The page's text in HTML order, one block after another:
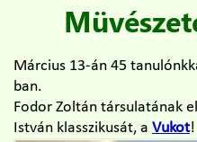
Március 13-án 45
ban.
Fodor Zoltán társulatának
István klasszikusát, a Vukot!